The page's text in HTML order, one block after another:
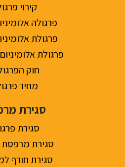
קירוי
פרגולה
פרגולת
פרגולת
חוק
מחיר
סגירת
סגירת
סגירת מרפסת
סגירת חורף